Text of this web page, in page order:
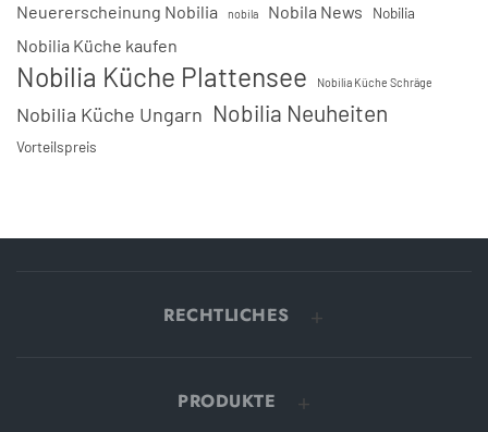
Neuererscheinung Nobilia nobila Nobila News Nobilia
Nobilia Küche kaufen
Nobilia Küche Plattensee Nobilia Küche Schräge
Nobilia Küche Ungarn Nobilia Neuheiten
Vorteilspreis
RECHTLICHES
PRODUKTE